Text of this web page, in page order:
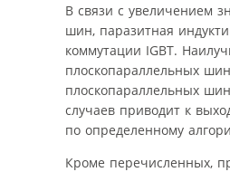
В связи с увеличением
шин, паразитная
коммутации IGBT.
плоскопараллельных
плоскопараллельных
случаев приводит к
по определенному
Кроме перечисленных,